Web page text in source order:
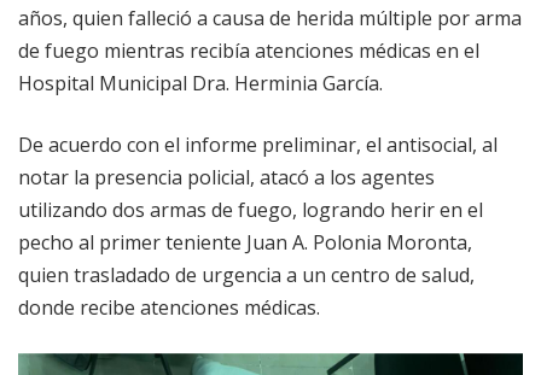
años, quien falleció a causa de herida múltiple por arma
de fuego mientras recibía atenciones médicas en el
Hospital Municipal Dra. Herminia García.
De acuerdo con el informe preliminar, el antisocial, al
notar la presencia policial, atacó a los agentes
utilizando dos armas de fuego, logrando herir en el
pecho al primer teniente Juan A. Polonia Moronta,
quien trasladado de urgencia a un centro de salud,
donde recibe atenciones médicas.